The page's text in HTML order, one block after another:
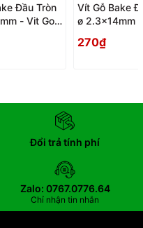
Đầu Tròn
- Vit Go
Vít Gỗ Bake
ø 2.3x14mm
270₫
Đổi trả tính phí
Zalo: 0767.0776.64
Chỉ nhận tin nhắn